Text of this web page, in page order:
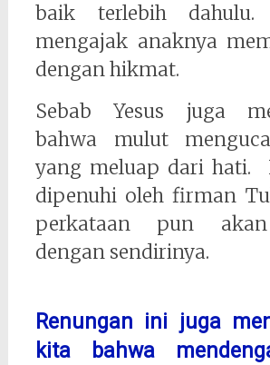
baik terlebih
mengajak anaknya
dengan hikmat.
Sebab Yesus juga
bahwa mulut
yang meluap dari hati.
dipenuhi oleh firman
perkataan pun
dengan sendirinya.
Renungan ini juga
kita bahwa